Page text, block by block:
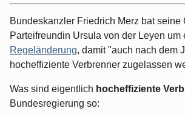
Bundeskanzler Friedrich Merz bat seine
Parteifreundin Ursula von der Leyen um
Regeländerung, damit "auch nach dem
hocheffiziente Verbrenner zugelassen
Was sind eigentlich hocheffiziente
Bundesregierung so: